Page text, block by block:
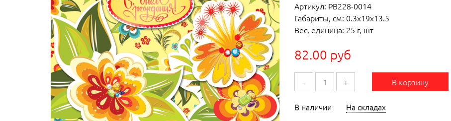
Артикул: РВ228-0014
Габариты, см: 0.3x19x13.5
Вес, единица: 25 г, шт
82.00 руб
- + В корзину
В наличии На складах